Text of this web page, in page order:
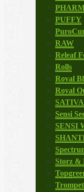
PUFFY
RAW
Releaf
Rolls
Royal
Royal
Sensi
SENSI
Storz &